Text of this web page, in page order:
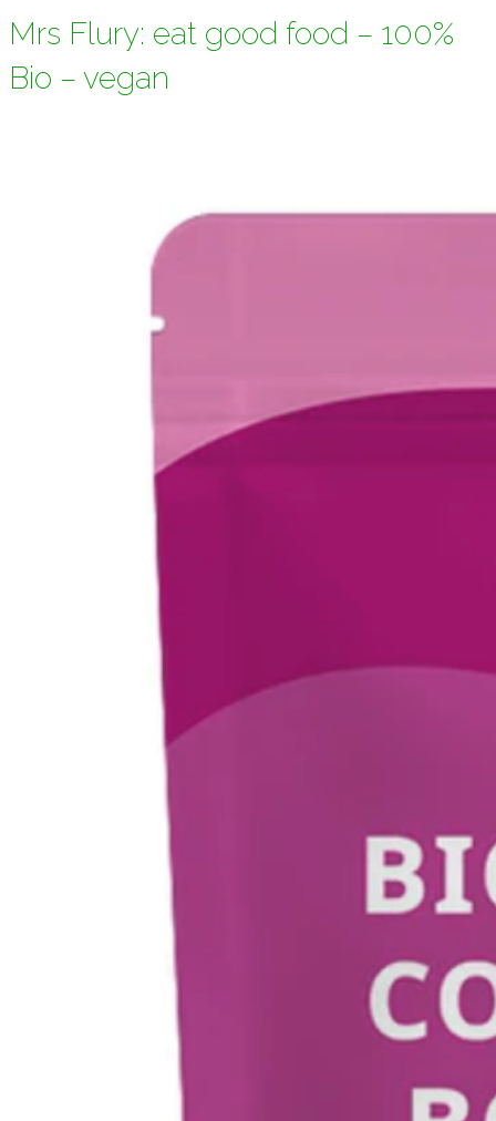
Mrs Flury: eat good food – 100%
Bio – vegan